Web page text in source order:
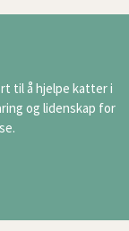
til å hjelpe katter i
og lidenskap for